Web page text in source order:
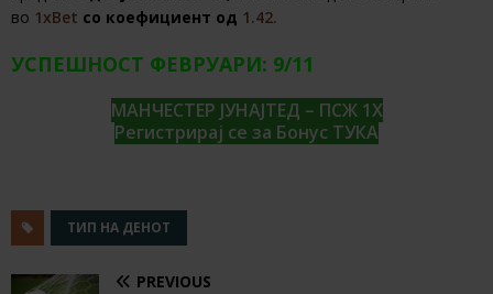
во 1xBet со коефициент од 1.42.
УСПЕШНОСТ ФЕВРУАРИ: 9/11
МАНЧЕСТЕР ЈУНАЈТЕД – ПСЖ 1Х
Регистрирај се за Бонус ТУКА
ТИП НА ДЕНОТ
PREVIOUS